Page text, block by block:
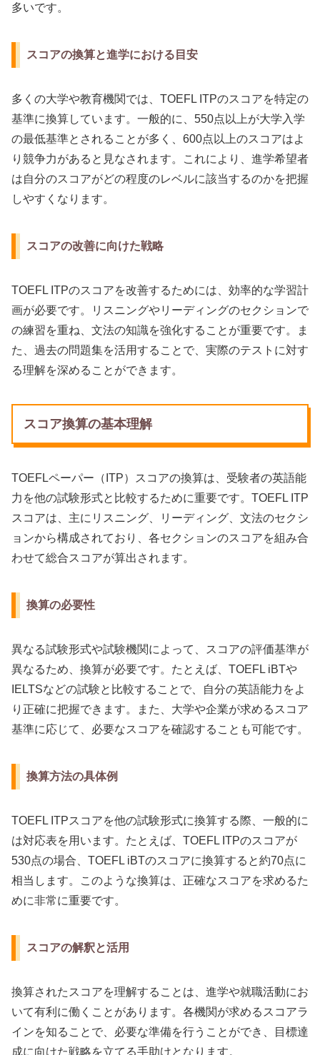
多いです。
スコアの換算と進学における目安
多くの大学や教育機関では、TOEFL ITPのスコアを特定の
基準に換算しています。一般的に、550点以上が大学入学
の最低基準とされることが多く、600点以上のスコアはよ
り競争力があると見なされます。これにより、進学希望者
は自分のスコアがどの程度のレベルに該当するのかを把握
しやすくなります。
スコアの改善に向けた戦略
TOEFL ITPのスコアを改善するためには、効率的な学習計
画が必要です。リスニングやリーディングのセクションで
の練習を重ね、文法の知識を強化することが重要です。ま
た、過去の問題集を活用することで、実際のテストに対す
る理解を深めることができます。
スコア換算の基本理解
TOEFLペーパー（ITP）スコアの換算は、受験者の英語能
力を他の試験形式と比較するために重要です。TOEFL ITP
スコアは、主にリスニング、リーディング、文法のセクシ
ョンから構成されており、各セクションのスコアを組み合
わせて総合スコアが算出されます。
換算の必要性
異なる試験形式や試験機関によって、スコアの評価基準が
異なるため、換算が必要です。たとえば、TOEFL iBTや
IELTSなどの試験と比較することで、自分の英語能力をよ
り正確に把握できます。また、大学や企業が求めるスコア
基準に応じて、必要なスコアを確認することも可能です。
換算方法の具体例
TOEFL ITPスコアを他の試験形式に換算する際、一般的に
は対応表を用います。たとえば、TOEFL ITPのスコアが
530点の場合、TOEFL iBTのスコアに換算すると約70点に
相当します。このような換算は、正確なスコアを求めるた
めに非常に重要です。
スコアの解釈と活用
換算されたスコアを理解することは、進学や就職活動にお
いて有利に働くことがあります。各機関が求めるスコアラ
インを知ることで、必要な準備を行うことができ、目標達
成に向けた戦略を立てる手助けとなります。